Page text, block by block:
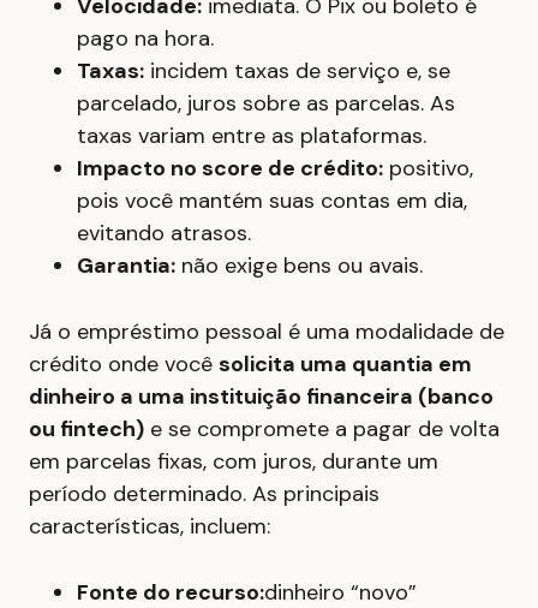
Velocidade: imediata. O Pix ou boleto é
pago na hora.
Taxas: incidem taxas de serviço e, se
parcelado, juros sobre as parcelas. As
taxas variam entre as plataformas.
Impacto no score de crédito: positivo,
pois você mantém suas contas em dia,
evitando atrasos.
Garantia: não exige bens ou avais.
Já o empréstimo pessoal é uma modalidade de
crédito onde você solicita uma quantia em
dinheiro a uma instituição financeira (banco
ou fintech) e se compromete a pagar de volta
em parcelas fixas, com juros, durante um
período determinado. As principais
características, incluem:
Fonte do recurso:dinheiro “novo”